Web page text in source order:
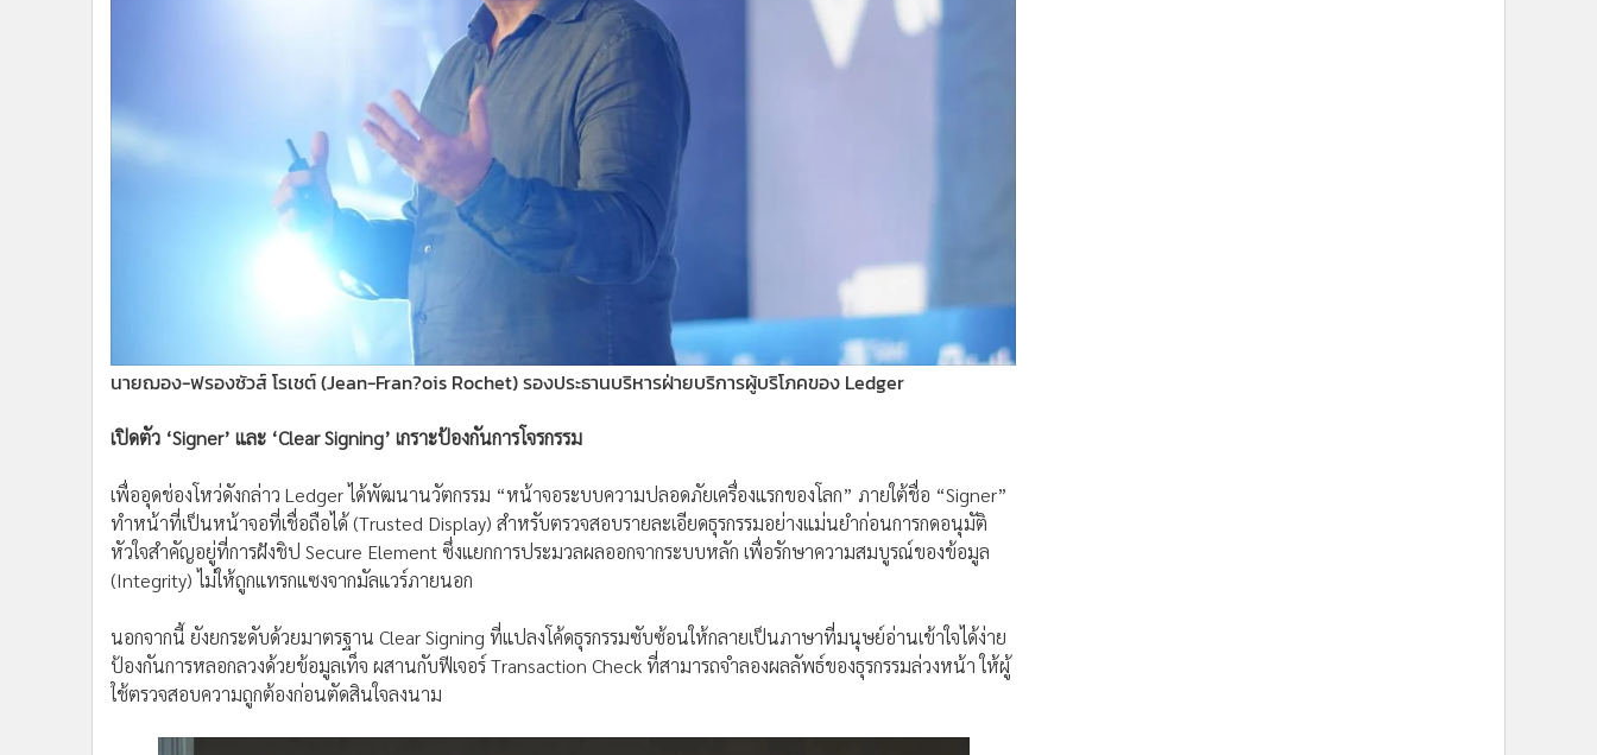
นายฌอง-ฟรองซัวส์ โรเชต์ (Jean-Fran?ois Rochet) รองประธานบริหารฝ่ายบริการผู้บริโภคของ Ledger
เปิดตัว ‘Signer’ และ ‘Clear Signing’ เกราะป้องกันการโจรกรรม
เพื่ออุดช่องโหว่ดังกล่าว Ledger ได้พัฒนานวัตกรรม “หน้าจอระบบความปลอดภัยเครื่องแรกของโลก” ภายใต้ชื่อ “Signer”
ทำหน้าที่เป็นหน้าจอที่เชื่อถือได้ (Trusted Display) สำหรับตรวจสอบรายละเอียดธุรกรรมอย่างแม่นยำก่อนการกดอนุมัติ
หัวใจสำคัญอยู่ที่การฝังชิป Secure Element ซึ่งแยกการประมวลผลออกจากระบบหลัก เพื่อรักษาความสมบูรณ์ของข้อมูล
(Integrity) ไม่ให้ถูกแทรกแซงจากมัลแวร์ภายนอก
นอกจากนี้ ยังยกระดับด้วยมาตรฐาน Clear Signing ที่แปลงโค้ดธุรกรรมซับซ้อนให้กลายเป็นภาษาที่มนุษย์อ่านเข้าใจได้ง่าย
ป้องกันการหลอกลวงด้วยข้อมูลเท็จ ผสานกับฟีเจอร์ Transaction Check ที่สามารถจำลองผลลัพธ์ของธุรกรรมล่วงหน้า ให้ผู้
ใช้ตรวจสอบความถูกต้องก่อนตัดสินใจลงนาม